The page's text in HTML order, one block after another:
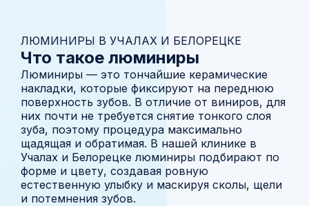
ЛЮМИНИРЫ В УЧАЛАХ И БЕЛОРЕЦКЕ
Что такое люминиры
Люминиры — это тончайшие керамические
накладки, которые фиксируют на переднюю
поверхность зубов. В отличие от виниров, для
них почти не требуется снятие тонкого слоя
зуба, поэтому процедура максимально
щадящая и обратимая. В нашей клинике в
Учалах и Белорецке люминиры подбирают по
форме и цвету, создавая ровную
естественную улыбку и маскируя сколы, щели
и потемнения зубов.